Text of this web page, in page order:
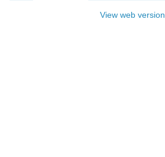
View web version